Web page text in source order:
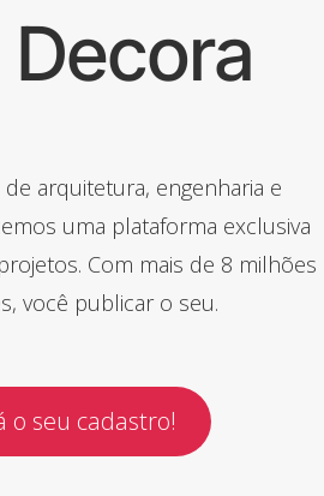
arquitetura, engenharia e
uma plataforma exclusiva
Com mais de 8 milhões
você publicar o seu.
o seu cadastro!